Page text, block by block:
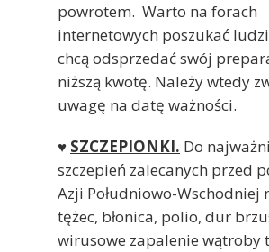
powrotem. Warto na forach
internetowych poszukać
chcą odsprzedać swój
niższą kwotę. Należy wtedy
uwagę na datę ważności.
♥ SZCZEPIONKI. Do
szczepień zalecanych przed
Azji Południowo-Wschodniej
tężec, błonica, polio, dur
wirusowe zapalenie wątroby